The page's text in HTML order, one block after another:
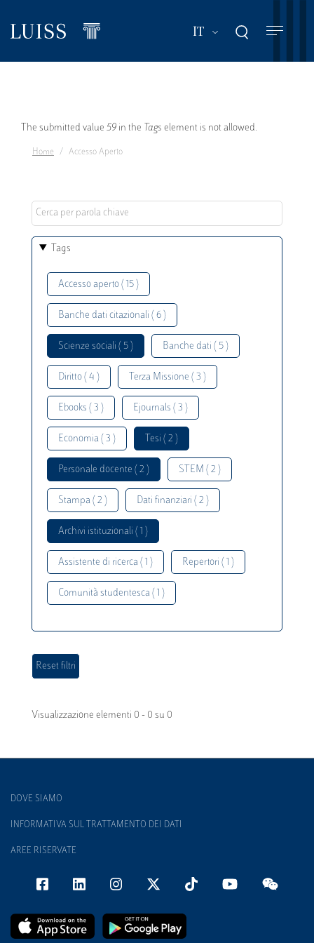
contenuto
IT Mostra ulteriori
Messaggio
di
The submitted value 59 in the Tags element is not allowed.
Home Accesso Aperto
Tags
Accesso aperto ( 15 )
Banche dati citazionali ( 6 )
Scienze sociali ( 5 ) Banche dati ( 5 )
Diritto ( 4 ) Terza Missione ( 3 )
Ebooks ( 3 ) Ejournals ( 3 )
Economia ( 3 ) Tesi ( 2 )
Personale docente ( 2 ) STEM ( 2 )
Stampa ( 2 ) Dati finanziari ( 2 )
Archivi istituzionali ( 1 )
Assistente di ricerca ( 1 ) Repertori ( 1 )
Comunità studentesca ( 1 )
Visualizzazione elementi 0 - 0 su 0
DOVE SIAMO
INFORMATIVA SUL TRATTAMENTO DEI DATI
AREE RISERVATE